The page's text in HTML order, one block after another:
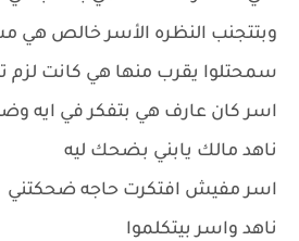
وبتتجنب النظره الأسر خالص هي
سمحتلوا يقرب منها هي كانت لزم
اسر كان عارف هي بتفكر في ايه
ناهد مالك يابني بضحك ليه
اسر مفيش افتكرت حاجه ضحكتني
ناهد واسر بيتكلموا